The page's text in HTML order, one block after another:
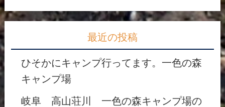
最近の投稿
ひそかにキャンプ行ってます。一色の森
キャンプ場
岐阜 高山荘川 一色の森キャンプ場の